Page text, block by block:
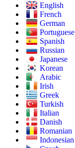
English
French
German
Portuguese
Spanish
Russian
Japanese
Korean
Arabic
Irish
Greek
Turkish
Italian
Danish
Romanian
Indonesian